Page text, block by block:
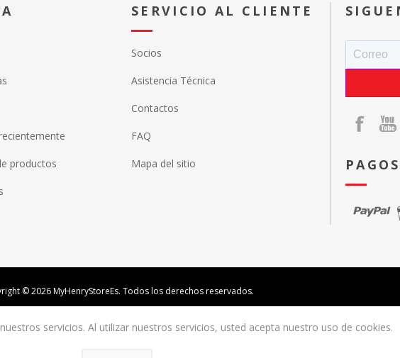
productos
SERVICIO AL CLIENTE
Socios
Asistencia Técnica
Contactos
FAQ
Mapa del sitio PAGOS
© 2026 MyHenryStoreEs. Todos los derechos reservados.
servicios. Al utilizar nuestros servicios, usted acepta nuestro uso de cookies.